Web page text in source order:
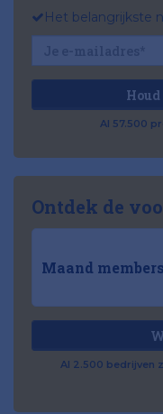
Het belangrijkste
Al 57.500
Ontdek de
Maand
Al 2.500 bedrijven